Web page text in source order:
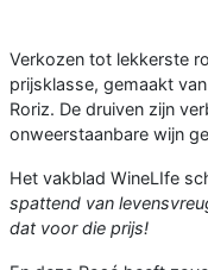
Verkozen tot lekkerste
prijsklasse, gemaakt
Roriz. De druiven zijn
onweerstaanbare wijn
Het vakblad WineLIfe
spattend van
dat voor die prijs!